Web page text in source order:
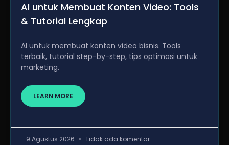
AI untuk Membuat Konten Video: Tools
& Tutorial Lengkap
AI untuk membuat konten video bisnis. Tools
terbaik, tutorial step-by-step, tips optimasi untuk
marketing.
LEARN MORE
9 Agustus 2026 Tidak ada komentar